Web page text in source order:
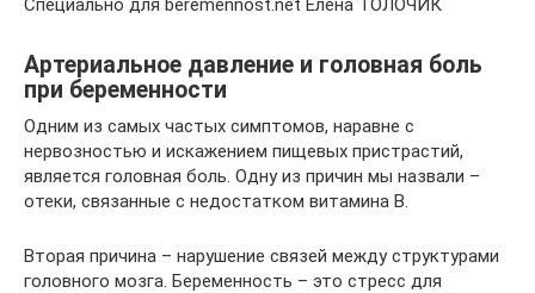
Специально для beremennost.net Елена ТОЛОЧИК
Артериальное давление и головная боль
при беременности
Одним из самых частых симптомов, наравне с
нервозностью и искажением пищевых пристрастий,
является головная боль. Одну из причин мы назвали –
отеки, связанные с недостатком витамина B.
Вторая причина – нарушение связей между структурами
головного мозга. Беременность – это стресс для